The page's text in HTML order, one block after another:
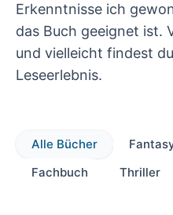
Erkenntnisse ich
das Buch geeignet ist.
und vielleicht findest
Leseerlebnis.
Alle Bücher
Fachbuch
Thriller